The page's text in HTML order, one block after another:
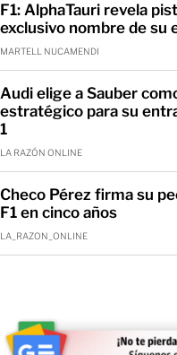
F1: AlphaTauri revela
exclusivo nombre de su
MARTELL NUCAMENDI
Audi elige a Sauber
estratégico para su
1
LA RAZÓN ONLINE
Checo Pérez firma su
F1 en cinco años
LA_RAZON_ONLINE